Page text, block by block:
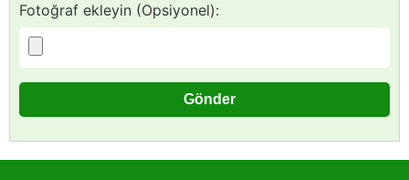
Fotoğraf ekleyin (Opsiyonel):